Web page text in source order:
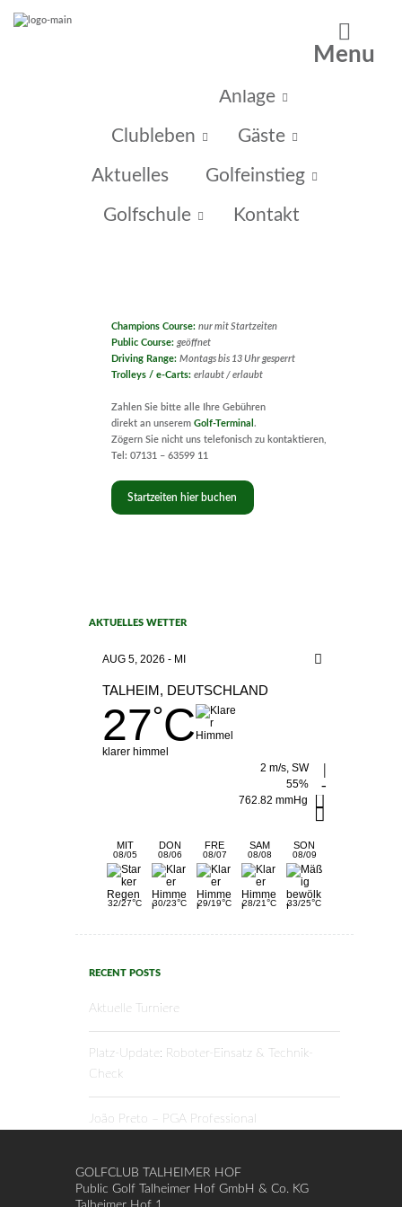
Anlage
Clubleben Gäste
Aktuelles Golfeinstieg
Golfschule Kontakt
Menu
Champions Course: nur mit Startzeiten
Public Course: geöffnet
Driving Range: Montags bis 13 Uhr gesperrt
Trolleys / e-Carts: erlaubt / erlaubt
Zahlen Sie bitte alle Ihre Gebühren
direkt an unserem Golf-Terminal .
Zögern Sie nicht uns telefonisch zu kontaktieren,
Tel: 07131 – 63599 11
Startzeiten hier buchen
AKTUELLES WETTER
AUG 5, 2026 - MI
TALHEIM, DEUTSCHLAND
27°C
klarer himmel
2 m/s, SW
55%
762.82 mmHg
MIT
08/05
DON
08/06
FRE
08/07
SAM
08/08
SON
08/09
32/27°C 30/23°C 29/19°C 28/21°C 33/25°C
RECENT POSTS
Aktuelle Turniere
Platz-Update: Roboter-Einsatz & Technik-
Check
João Preto – PGA Professional
GOLFCLUB TALHEIMER HOF
Public Golf Talheimer Hof GmbH & Co. KG